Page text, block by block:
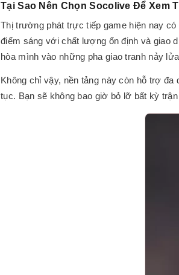
Tại Sao Nên Chọn Socolive Để Xem
Thị trường phát trực tiếp game hiện nay
điểm sáng với chất lượng ổn định và giao
hòa mình vào những pha giao tranh nảy
Không chỉ vậy, nền tảng này còn hỗ trợ
tục. Bạn sẽ không bao giờ bỏ lỡ bất kỳ